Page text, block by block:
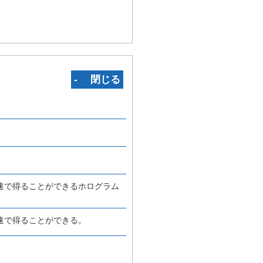
‐ 閉じる
得ることができるホログラム
得ることができる。